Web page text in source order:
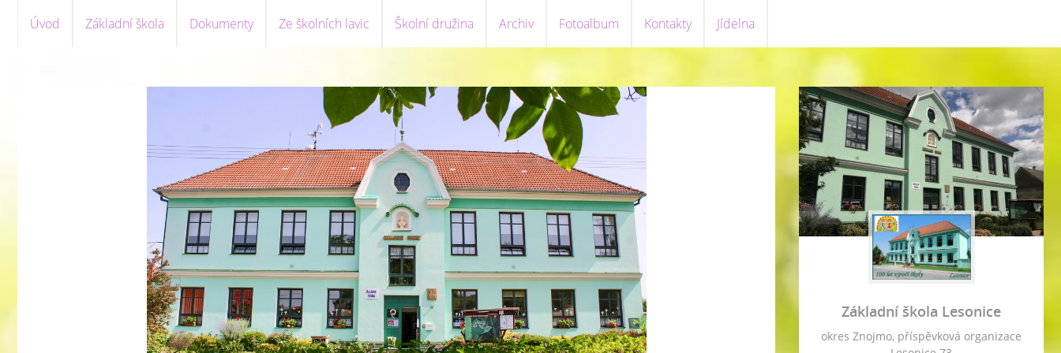
Úvod Základní škola Dokumenty Ze školních lavic Školní družina Archiv Fotoalbum Kontakty Jídelna
Základní škola Lesonice
okres Znojmo, příspěvková organizace